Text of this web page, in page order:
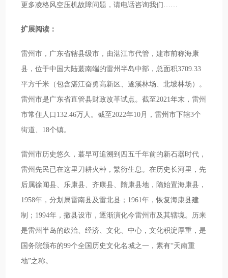
更多凌格风空压机故障问题，请电话咨询我们……
扩展阅读：
雷州市，广东省辖县级市，由湛江市代管，建市前称海康
县，位于中国大陆蕞南端的雷州半岛中部，总面积3709.33
平方千米（包含湛江奋勇高新区、遂溪林场、北坡林场）。
雷州市是广东省直管县财政改革试点。截至2021年末，雷州
市常住人口132.46万人。截至2022年10月，雷州市下辖3个
街道、18个镇。
雷州市历史悠久，蕞早可追溯到四五千年前的新石器时代，
雷州先民已在这里刀耕火种，繁衍生息。在历史长河里，先
后属徐闻县、乐康县、齐康县、隋康县地，隋始置海康县，
1958年，分划属雷南县及雷北县；1961年，恢复海康县建
制；1994年，撤县设市，逐渐演化今雷州市及其辖境。历来
是雷州半岛的政治、经济、文化、中心，文化积淀厚重，是
国务院颁布的99个全国历史文化名城之一，素有“天南重
地”之称。